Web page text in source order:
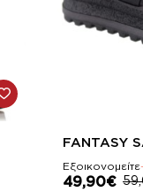
-15%
FANTASY
Εξοικονομείτε
49,90€